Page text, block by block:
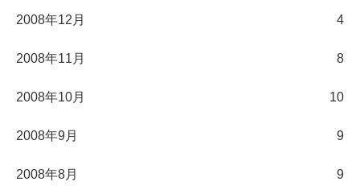
2008年12月 4
2008年11月 8
2008年10月 10
2008年9月 9
2008年8月 9